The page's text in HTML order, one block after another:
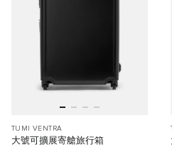
TUMI VENTRA
大號可擴展寄艙旅行箱